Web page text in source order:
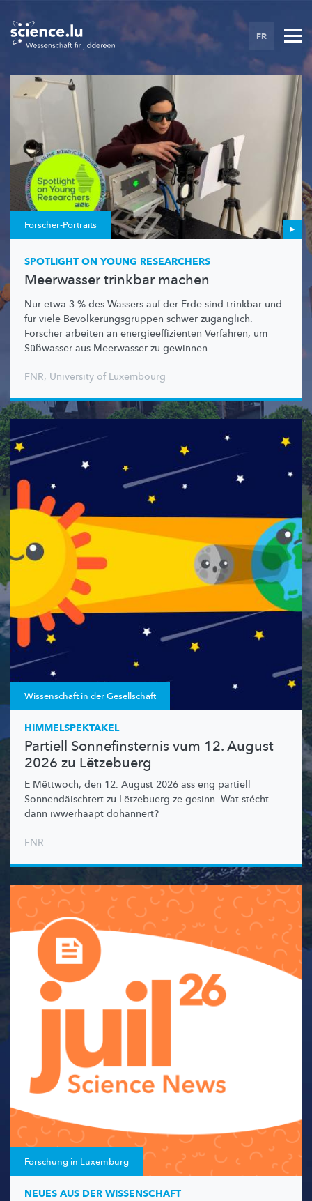
main
FR
Forscher-Portraits
SPOTLIGHT ON YOUNG RESEARCHERS
Meerwasser trinkbar machen
Nur etwa 3 % des Wassers auf der Erde sind trinkbar und
für viele Bevölkerungsgruppen schwer zugänglich.
Forscher arbeiten an energieeffizienten Verfahren, um
Süßwasser aus Meerwasser zu gewinnen.
FNR, University of Luxembourg
Wissenschaft in der Gesellschaft
HIMMELSPEKTAKEL
Partiell Sonnefinsternis vum 12. August
2026 zu Lëtzebuerg
E Mëttwoch, den 12. August 2026 ass eng partiell
Sonnendäischtert zu Lëtzebuerg ze gesinn. Wat stécht
dann iwwerhaapt dohannert?
FNR
Forschung in Luxemburg
NEUES AUS DER WISSENSCHAFT